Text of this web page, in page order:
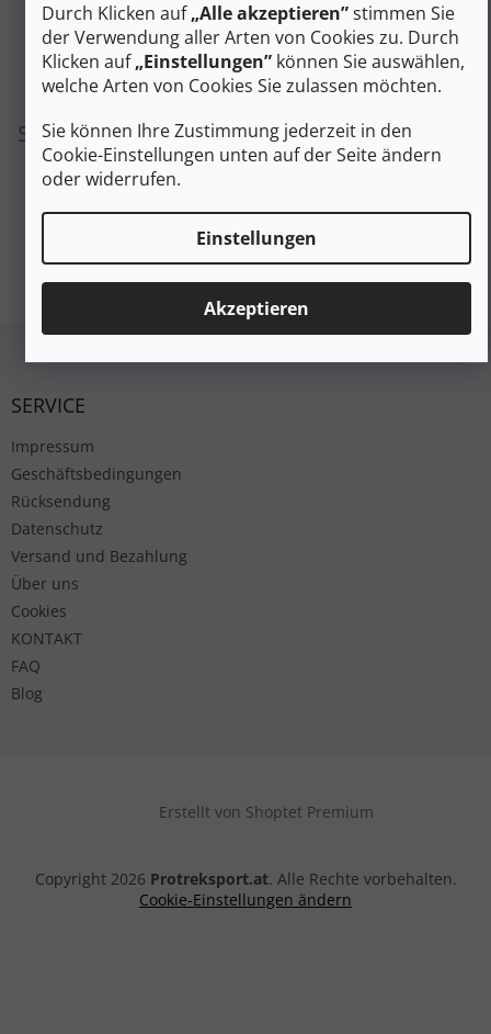
Durch Klicken auf„Alle akzeptieren”stimmen Sie
der Verwendung aller Arten von Cookies zu. Durch
Klicken auf„Einstellungen” können Sie auswählen,
welche Arten von Cookies Sie zulassen möchten.
Sie können Ihre Zustimmung jederzeit in den
Cookie-Einstellungen unten auf der Seite ändern
oder widerrufen.
Einstellungen
Akzeptieren
Sie können sich aber auch andere Kategorien
ansehen.
EINKAUF FORTSETZEN
Fußzeile
SERVICE
Impressum
Geschäftsbedingungen
Rücksendung
Datenschutz
Versand und Bezahlung
Über uns
Cookies
KONTAKT
FAQ
Blog
Erstellt von Shoptet Premium
Copyright 2026 Protreksport.at. Alle Rechte vorbehalten.
Cookie-Einstellungen ändern